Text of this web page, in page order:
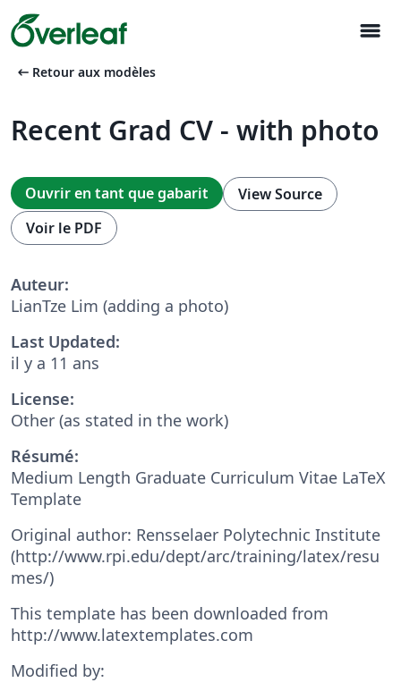
menu
arrow_left_alt Retour aux modèles
Recent Grad CV - with photo
Ouvrir en tant que gabarit
View Source
Voir le PDF
Auteur:
LianTze Lim (adding a photo)
Last Updated:
il y a 11 ans
License:
Other (as stated in the work)
Résumé:
Medium Length Graduate Curriculum Vitae LaTeX
Template
Original author: Rensselaer Polytechnic Institute
(http://www.rpi.edu/dept/arc/training/latex/resu
mes/)
This template has been downloaded from
http://www.latextemplates.com
Modified by: